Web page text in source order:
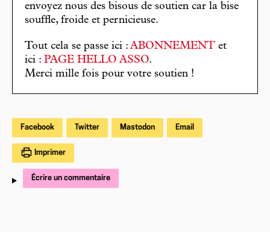
envoyez nous des bisous de soutien car la bise
souffle, froide et pernicieuse.
Tout cela se passe ici : ABONNEMENT et
ici : PAGE HELLO ASSO.
Merci mille fois pour votre soutien !
Facebook Twitter Mastodon Email
Imprimer
Écrire un commentaire